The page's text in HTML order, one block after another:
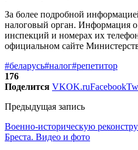
За более подробной
налоговый орган. Информация
инспекций и номерах их
официальном сайте
#беларусь#налог#репетитор
176
Поделится VKOK.ruFacebook
Предыдущая запись
Военно-историческую
Бреста. Видео и фото